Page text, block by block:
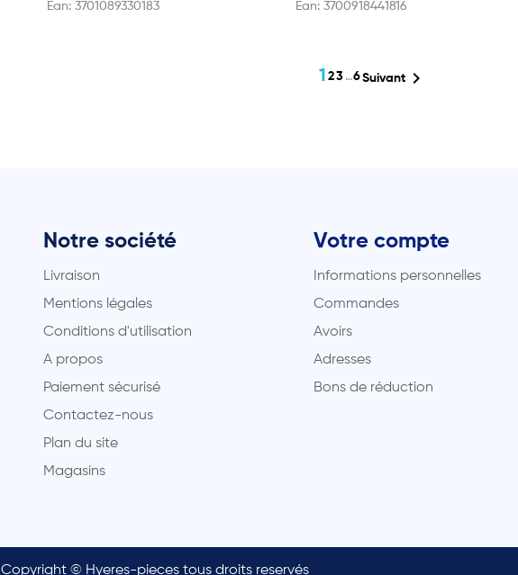
Ean: 3701089330183
Ean: 3700918441816
1 23 …6Suivant
Notre société
Livraison
Mentions légales
Conditions d'utilisation
A propos
Paiement sécurisé
Contactez-nous
Plan du site
Magasins
Votre compte
Informations personnelles
Commandes
Avoirs
Adresses
Bons de réduction
Copyright © Hyeres-pieces tous droits reservés